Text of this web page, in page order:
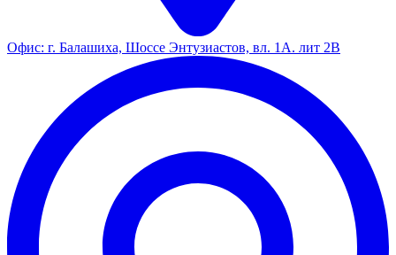
Офис: г. Балашиха, Шоссе Энтузиастов, вл. 1А. лит 2В